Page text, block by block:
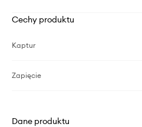
Cechy produktu
Kaptur
Zapięcie
Dane produktu